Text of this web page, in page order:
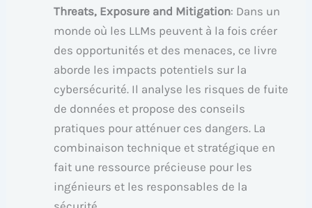
Threats, Exposure and Mitigation: Dans un
monde où les LLMs peuvent à la fois créer
des opportunités et des menaces, ce livre
aborde les impacts potentiels sur la
cybersécurité. Il analyse les risques de fuite
de données et propose des conseils
pratiques pour atténuer ces dangers. La
combinaison technique et stratégique en
fait une ressource précieuse pour les
ingénieurs et les responsables de la